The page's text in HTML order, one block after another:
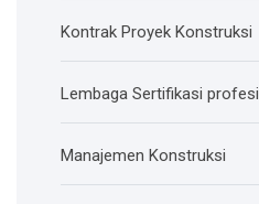
Kontrak Proyek Konstruksi
Lembaga Sertifikasi profesi
Manajemen Konstruksi